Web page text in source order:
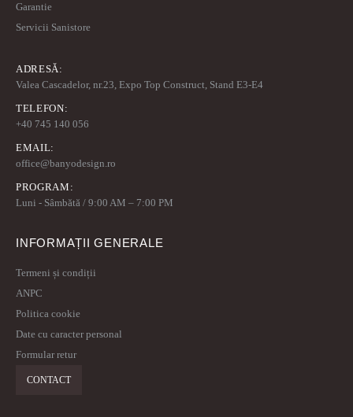
Garantie
Servicii Sanistore
ADRESĂ:
Valea Cascadelor, nr.23, Expo Top Construct, Stand E3-E4
TELEFON:
+40 745 140 056
EMAIL:
office@banyodesign.ro
PROGRAM:
Luni - Sâmbătă / 9:00 AM – 7:00 PM
INFORMAȚII GENERALE
Termeni și condiții
ANPC
Politica cookie
Date cu caracter personal
Formular retur
CONTACT